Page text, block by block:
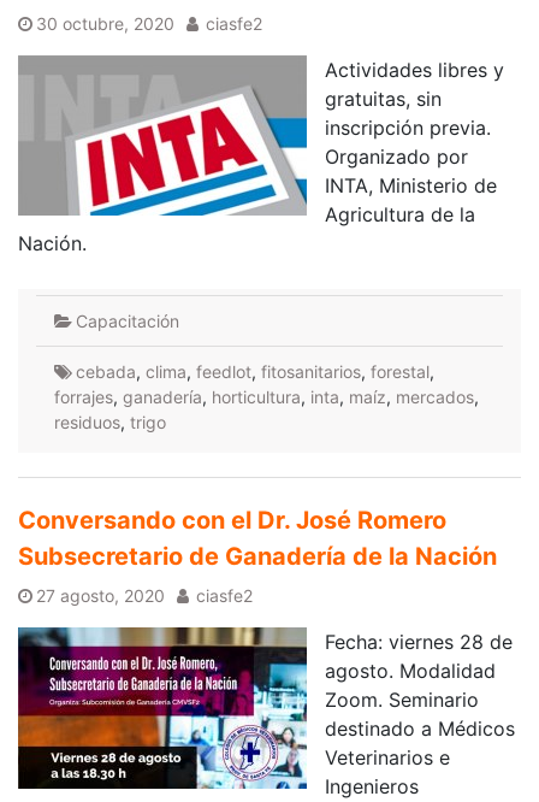
30 octubre, 2020 ciasfe2
Actividades libres y
gratuitas, sin
inscripción previa.
Organizado por
INTA, Ministerio de
Agricultura de la
Nación.
Capacitación
cebada, clima, feedlot, fitosanitarios, forestal,
forrajes, ganadería, horticultura, inta, maíz, mercados,
residuos, trigo
Conversando con el Dr. José Romero
Subsecretario de Ganadería de la Nación
27 agosto, 2020 ciasfe2
Fecha: viernes 28 de
agosto. Modalidad
Zoom. Seminario
destinado a Médicos
Veterinarios e
Ingenieros